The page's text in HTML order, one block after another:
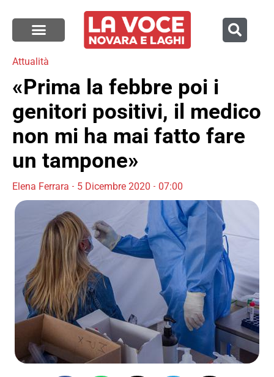
Attualità
«Prima la febbre poi i
genitori positivi, il medico
non mi ha mai fatto fare
un tampone»
Elena Ferrara 5 Dicembre 2020 07:00